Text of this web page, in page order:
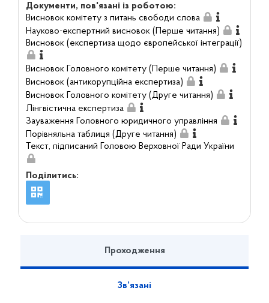
Документи, пов'язані із роботою:
Висновок комітету з питань свободи слова
Науково-експертний висновок (Перше читання)
Висновок (експертиза щодо європейської інтеграції)
Висновок Головного комітету (Перше читання)
Висновок (антикорупційна експертиза)
Висновок Головного комітету (Друге читання)
Лінгвістична експертиза
Зауваження Головного юридичного управління
Порівняльна таблиця (Друге читання)
Текст, підписаний Головою Верховної Ради України
Поділитись:
Проходження
Зв’язані